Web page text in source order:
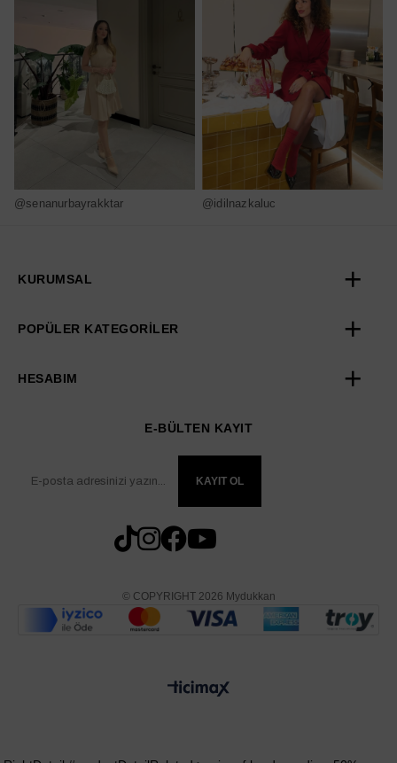
@senanurbayrakktar @idilnazkaluc
KURUMSAL
POPÜLER KATEGORİLER
HESABIM
E-BÜLTEN KAYIT
KAYIT OL
© COPYRIGHT 2026 Mydukkan